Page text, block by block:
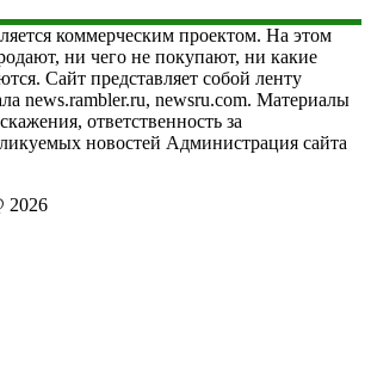
коммерческим проектом. На этом
ни чего не покупают, ни какие
Сайт представляет собой ленту
news.rambler.ru, newsru.com. Материалы
ответственность за
новостей Администрация сайта
2026